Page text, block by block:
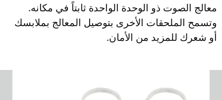
معالج الصوت ذو الوحدة الواحدة ثابتاً في مكانه.
وتسمح الملحقات الأخرى بتوصيل المعالج بملابسك
أو شعرك للمزيد من الأمان.